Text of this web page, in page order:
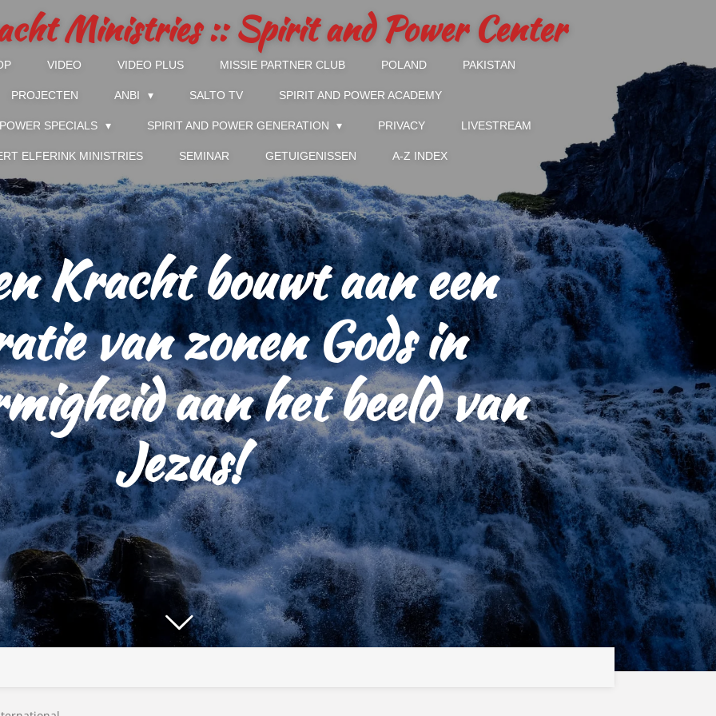
Ministries :: Spirit and Power Center
VIDEO VIDEO PLUS MISSIE PARTNER CLUB POLAND PAKISTAN
PROJECTEN ANBI SALTO TV SPIRIT AND POWER ACADEMY
SPECIALS SPIRIT AND POWER GENERATION PRIVACY LIVESTREAM
ELFERINK MINISTRIES SEMINAR GETUIGENISSEN A-Z INDEX
Kracht bouwt aan een
van zonen Gods in
aan het beeld van
Jezus!